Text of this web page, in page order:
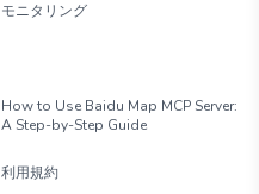
モニタリング
How to Use Baidu Map MCP Server:
A Step-by-Step Guide
利用規約